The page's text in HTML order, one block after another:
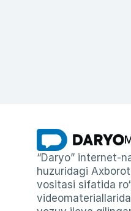
“Daryo” internet-
huzuridagi
vositasi sifatida